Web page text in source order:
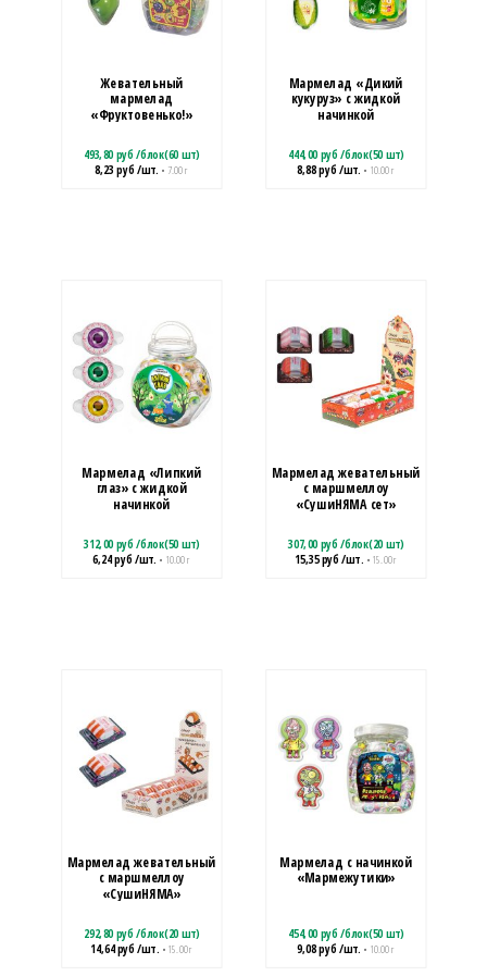
Жевательный
мармелад
«Фруктовенько!»
493,80руб /блок(60 шт)
8,23 руб /шт. • 7.00 г
Мармелад «Дикий
кукуруз» с жидкой
начинкой
444,00 руб /блок(50 шт)
8,88руб /шт. • 10.00 г
Мармелад «Липкий
глаз» с жидкой
начинкой
312,00руб /блок(50 шт)
6,24руб /шт. • 10.00 г
Мармелад жевательный
с маршмеллоу
«СушиНЯМА сет»
307,00 руб /блок(20 шт)
15,35руб /шт. • 15.00 г
Мармелад жевательный
с маршмеллоу
«СушиНЯМА»
292,80руб /блок(20 шт)
14,64руб /шт. • 15.00 г
Мармелад с начинкой
«Мармежутики»
454,00 руб /блок(50 шт)
9,08руб /шт. • 10.00 г